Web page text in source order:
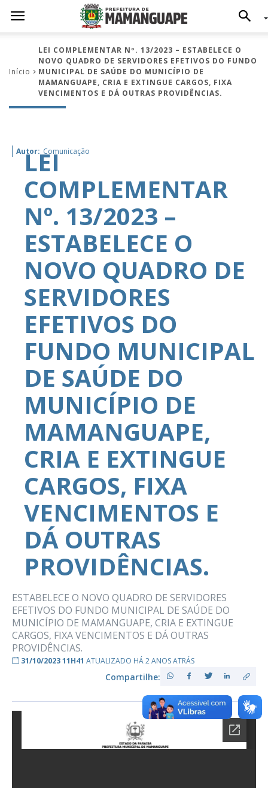
Início
LEI COMPLEMENTAR Nº. 13/2023 – ESTABELECE O
NOVO QUADRO DE SERVIDORES EFETIVOS DO FUNDO
MUNICIPAL DE SAÚDE DO MUNICÍPIO DE
MAMANGUAPE, CRIA E EXTINGUE CARGOS, FIXA
VENCIMENTOS E DÁ OUTRAS PROVIDÊNCIAS.
Autor: Comunicação
LEI
COMPLEMENTAR
Nº. 13/2023 –
ESTABELECE O
NOVO QUADRO DE
SERVIDORES
EFETIVOS DO
FUNDO MUNICIPAL
DE SAÚDE DO
MUNICÍPIO DE
MAMANGUAPE,
CRIA E EXTINGUE
CARGOS, FIXA
VENCIMENTOS E
DÁ OUTRAS
PROVIDÊNCIAS.
ESTABELECE O NOVO QUADRO DE SERVIDORES
EFETIVOS DO FUNDO MUNICIPAL DE SAÚDE DO
MUNICÍPIO DE MAMANGUAPE, CRIA E EXTINGUE
CARGOS, FIXA VENCIMENTOS E DÁ OUTRAS
PROVIDÊNCIAS.
31/10/2023 11H41 ATUALIZADO HÁ 2 ANOS ATRÁS
Compartilhe: